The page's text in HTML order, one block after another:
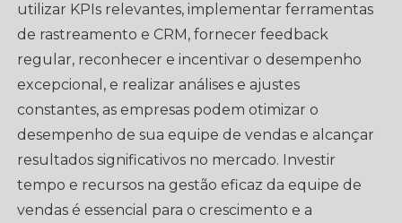
utilizar KPIs relevantes, implementar ferramentas
de rastreamento e CRM, fornecer feedback
regular, reconhecer e incentivar o desempenho
excepcional, e realizar análises e ajustes
constantes, as empresas podem otimizar o
desempenho de sua equipe de vendas e alcançar
resultados significativos no mercado. Investir
tempo e recursos na gestão eficaz da equipe de
vendas é essencial para o crescimento e a